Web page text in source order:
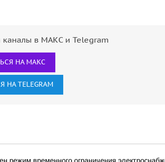
в МАКС и Telegram
НА МАКС
TELEGRAM